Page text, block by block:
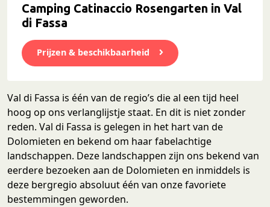
Camping Catinaccio Rosengarten in Val
di Fassa
Prijzen & beschikbaarheid
Val di Fassa is één van de regio’s die al een tijd heel
hoog op ons verlanglijstje staat. En dit is niet zonder
reden. Val di Fassa is gelegen in het hart van de
Dolomieten en bekend om haar fabelachtige
landschappen. Deze landschappen zijn ons bekend van
eerdere bezoeken aan de Dolomieten en inmiddels is
deze bergregio absoluut één van onze favoriete
bestemmingen geworden.